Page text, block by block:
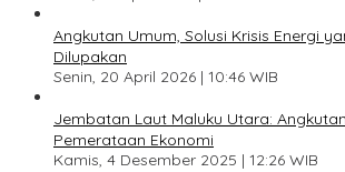
Angkutan Umum, Solusi Krisis Energi
Dilupakan
Senin, 20 April 2026 | 10:46 WIB
Jembatan Laut Maluku Utara:
Pemerataan Ekonomi
Kamis, 4 Desember 2025 | 12:26 WIB